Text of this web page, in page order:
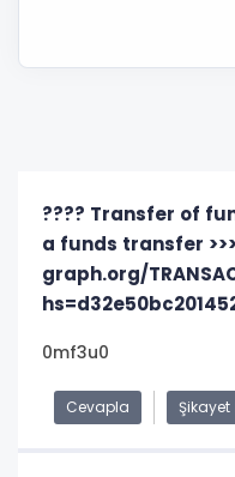
????️ Transfer of
a funds transfer >>>
graph.org/
0mf3u0
Cevapla Şikayet